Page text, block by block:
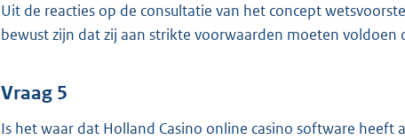
Uit de reacties op de consultatie van het concept
bewust zijn dat zij aan strikte voorwaarden moeten
Vraag 5
Is het waar dat Holland Casino online casino software heeft